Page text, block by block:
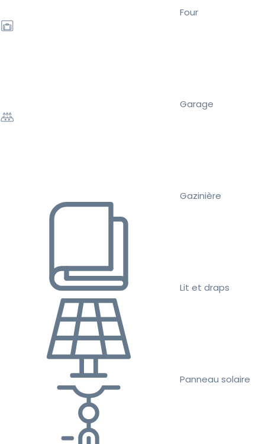
Four
Garage
Gazinière
Lit et draps
Panneau solaire